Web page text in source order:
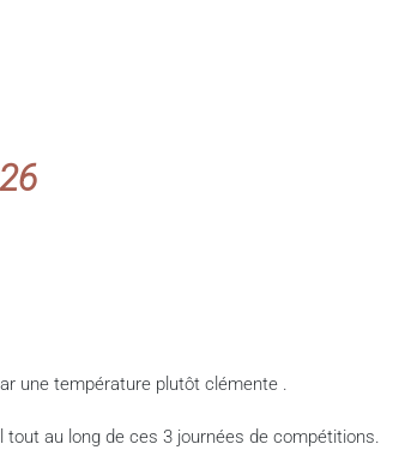
une température plutôt clémente .
tout au long de ces 3 journées de compétitions.